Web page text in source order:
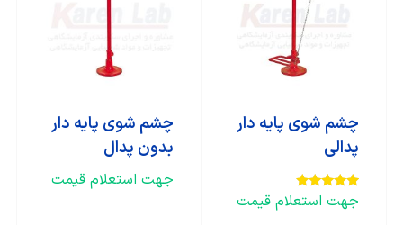
چشم شوی پایه دار
پدالی
امتیاز
5.00
جهت استعلام قیمت
چشم شوی پایه دار
بدون پدال
جهت استعلام قیمت